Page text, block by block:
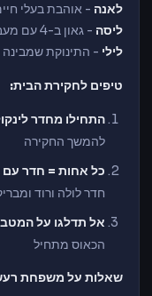
לאנה - אוהבת בעלי
ליסה - גאון ב-4 עם מעבדה בחדר ומינוח מדעי לכל דבר
לילי - התינוקת
טיפים לחקירת הבית:
התחילו מחדר
להמשך החקירה
כל אחות = חדר עם
חדר לולה ורוד
אל תדלגו על
הכאוס מתחיל
שאלות על משפחת